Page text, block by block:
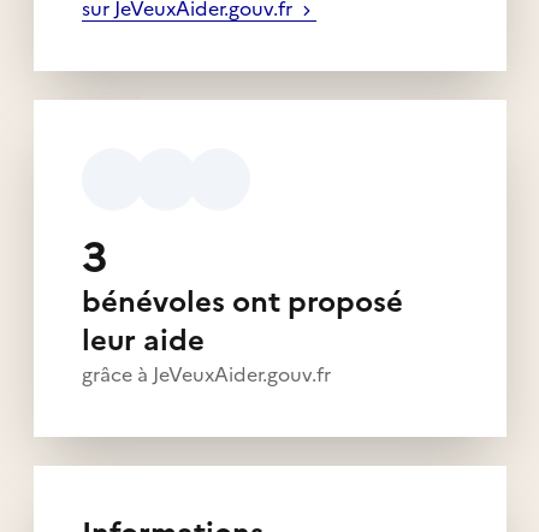
sur JeVeuxAider.gouv.fr
3
bénévoles ont proposé
leur aide
grâce à JeVeuxAider.gouv.fr